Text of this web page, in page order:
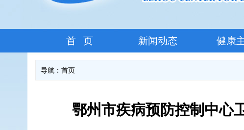
首 页 新闻动态 健康
导航： 首页
鄂州市疾病预防控制中心